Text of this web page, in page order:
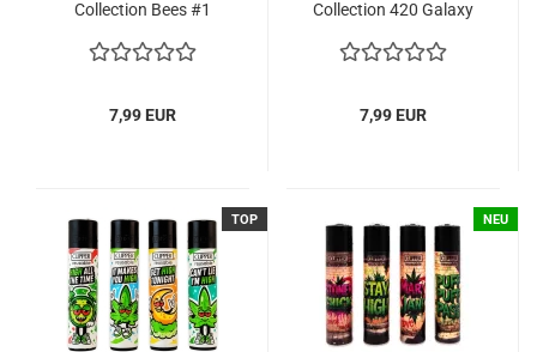
Collection Bees #1
7,99 EUR
Collection 420 Galaxy
7,99 EUR
TOP NEU